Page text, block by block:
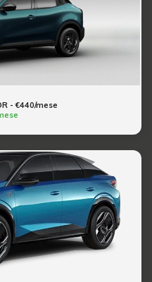
- €440/mese